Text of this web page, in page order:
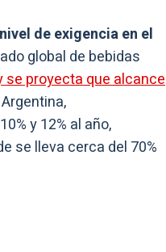
de exigencia en el
global de bebidas
proyecta que alcance
y 12% al año,
se lleva cerca del 70%